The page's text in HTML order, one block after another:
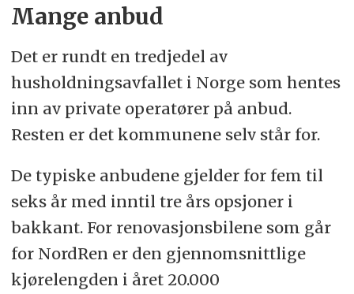
Mange anbud
Det er rundt en tredjedel av
husholdningsavfallet i Norge som hentes
inn av private operatører på anbud.
Resten er det kommunene selv står for.
De typiske anbudene gjelder for fem til
seks år med inntil tre års opsjoner i
bakkant. For renovasjonsbilene som går
for NordRen er den gjennomsnittlige
kjørelengden i året 20.000